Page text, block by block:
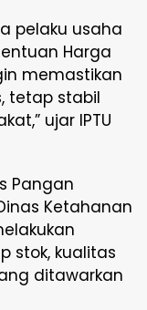
pelaku usaha
Harga
memastikan
tetap stabil
ujar IPTU
Pangan
Ketahanan
stok, kualitas
ditawarkan